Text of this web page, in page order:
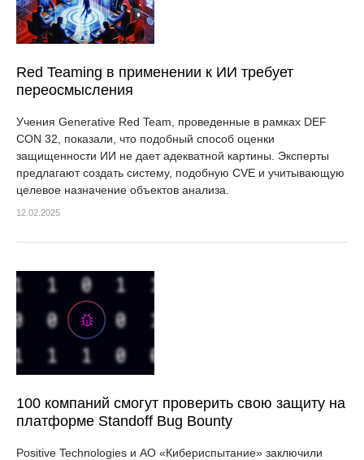
Red Teaming в применении к ИИ требует
переосмысления
Учения Generative Red Team, проведенные в рамках DEF
CON 32, показали, что подобный способ оценки
защищенности ИИ не дает адекватной картины. Эксперты
предлагают создать систему, подобную CVE и учитывающую
целевое назначение объектов анализа.
12.02.2025
100 компаний смогут проверить свою защиту на
платформе Standoff Bug Bounty
Positive Technologies и АО «Кибериспытание» заключили